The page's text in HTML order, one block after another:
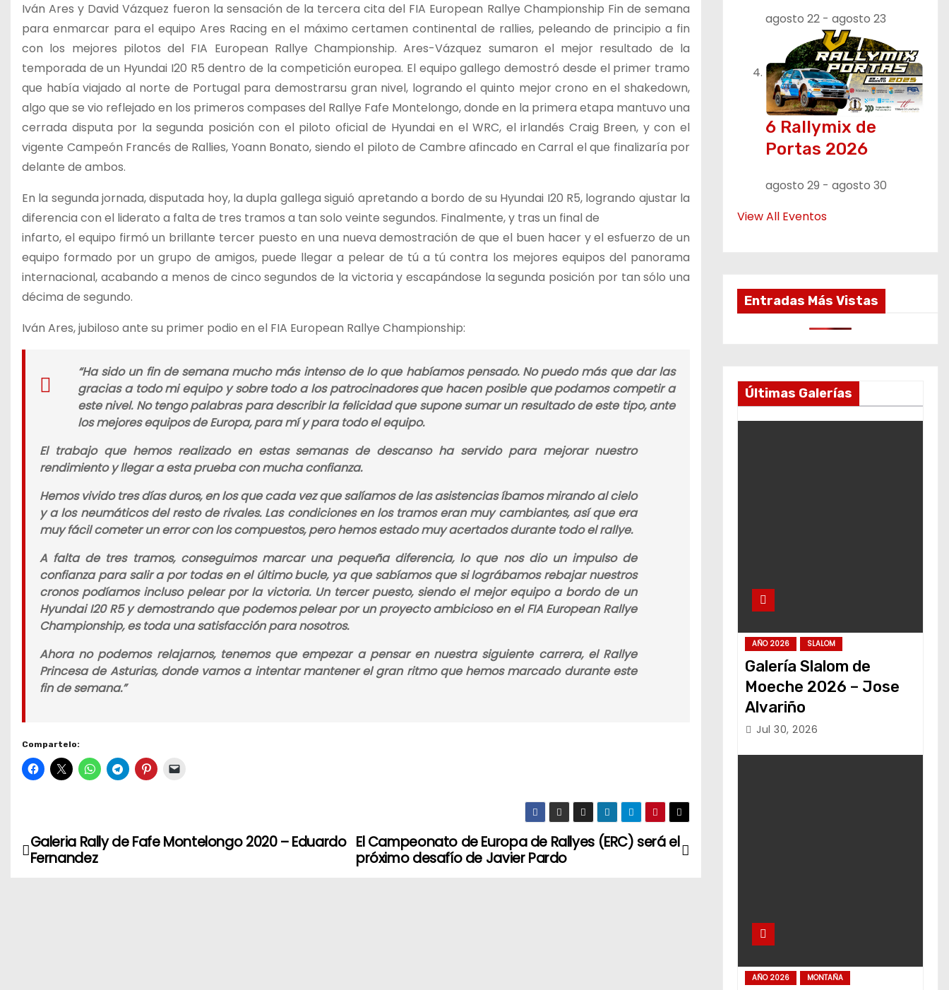
Iván Ares y David Vázquez fueron la sensación de la tercera cita del FIA European Rallye Championship Fin de semana
para enmarcar para el equipo Ares Racing en el máximo certamen continental de rallies, peleando de principio a fin
con los mejores pilotos del FIA European Rallye Championship. Ares-Vázquez sumaron el mejor resultado de la
temporada de un Hyundai I20 R5 dentro de la competición europea. El equipo gallego demostró desde el primer tramo
que había viajado al norte de Portugal para demostrarsu gran nivel, logrando el quinto mejor crono en el shakedown,
algo que se vio reflejado en los primeros compases del Rallye Fafe Montelongo, donde en la primera etapa mantuvo una
cerrada disputa por la segunda posición con el piloto oficial de Hyundai en el WRC, el irlandés Craig Breen, y con el
vigente Campeón Francés de Rallies, Yoann Bonato, siendo el piloto de Cambre afincado en Carral el que finalizaría por
delante de ambos.
En la segunda jornada, disputada hoy, la dupla gallega siguió apretando a bordo de su Hyundai I20 R5, logrando ajustar la
diferencia con el liderato a falta de tres tramos a tan solo veinte segundos. Finalmente, y tras un final de
infarto, el equipo firmó un brillante tercer puesto en una nueva demostración de que el buen hacer y el esfuerzo de un
equipo formado por un grupo de amigos, puede llegar a pelear de tú a tú contra los mejores equipos del panorama
internacional, acabando a menos de cinco segundos de la victoria y escapándose la segunda posición por tan sólo una
décima de segundo.
Iván Ares, jubiloso ante su primer podio en el FIA European Rallye Championship:
“Ha sido un fin de semana mucho más intenso de lo que habíamos pensado. No puedo más que dar las
gracias a todo mi equipo y sobre todo a los patrocinadores que hacen posible que podamos competir a
este nivel. No tengo palabras para describir la felicidad que supone sumar un resultado de este tipo, ante
los mejores equipos de Europa, para mí y para todo el equipo.
El trabajo que hemos realizado en estas semanas de descanso ha servido para mejorar nuestro
rendimiento y llegar a esta prueba con mucha confianza.
Hemos vivido tres días duros, en los que cada vez que salíamos de las asistencias íbamos mirando al cielo
y a los neumáticos del resto de rivales. Las condiciones en los tramos eran muy cambiantes, así que era
muy fácil cometer un error con los compuestos, pero hemos estado muy acertados durante todo el rallye.
A falta de tres tramos, conseguimos marcar una pequeña diferencia, lo que nos dio un impulso de
confianza para salir a por todas en el último bucle, ya que sabíamos que si lográbamos rebajar nuestros
cronos podíamos incluso pelear por la victoria. Un tercer puesto, siendo el mejor equipo a bordo de un
Hyundai I20 R5 y demostrando que podemos pelear por un proyecto ambicioso en el FIA European Rallye
Championship, es toda una satisfacción para nosotros.
Ahora no podemos relajarnos, tenemos que empezar a pensar en nuestra siguiente carrera, el Rallye
Princesa de Asturias, donde vamos a intentar mantener el gran ritmo que hemos marcado durante este
fin de semana.”
Compartelo:
N
El Campeonato de Europa de Rallyes (ERC) será el
próximo desafío de Javier Pardo
Galeria Rally de Fafe Montelongo 2020 – Eduardo
Fernandez
agosto 22 - agosto 23
6 Rallymix de
Portas 2026
agosto 29 - agosto 30
View All Eventos
Entradas Más Vistas
Últimas Galerías
AÑO 2026 SLALOM
Galería Slalom de
Moeche 2026 – Jose
Alvariño
Jul 30, 2026
AÑO 2026 MONTAÑA